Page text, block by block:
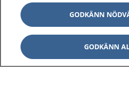
Kontakt
Behandling av personuppgifter
GODKÄNN
GODKÄNN